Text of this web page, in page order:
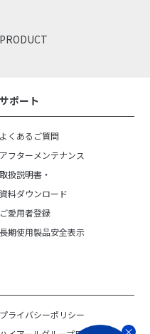
サポート
よくあるご質問
アフターメンテナンス
取扱説明書・
資料ダウンロード
ご愛用者登録
長期使用製品安全表示
プライバシーポリシー